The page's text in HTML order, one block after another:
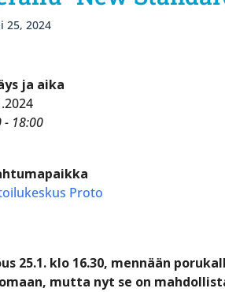
25, 2024
ja aika
- 18:00
Proto
25.1. klo 16.30, mennään
mutta nyt se on